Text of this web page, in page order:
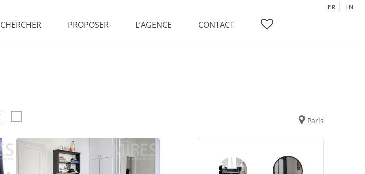
CHERCHER PROPOSER L’AGENCE CONTACT
FR EN
Paris